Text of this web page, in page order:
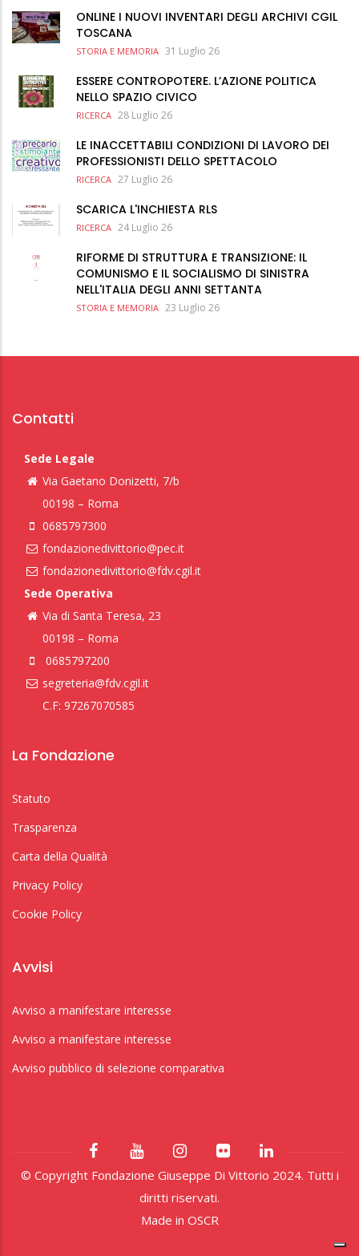
ONLINE I NUOVI INVENTARI DEGLI ARCHIVI CGIL
TOSCANA
STORIA E MEMORIA 31 Luglio 26
ESSERE CONTROPOTERE. L’AZIONE POLITICA
NELLO SPAZIO CIVICO
RICERCA 28 Luglio 26
LE INACCETTABILI CONDIZIONI DI LAVORO DEI
PROFESSIONISTI DELLO SPETTACOLO
RICERCA 27 Luglio 26
SCARICA L'INCHIESTA RLS
RICERCA 24 Luglio 26
RIFORME DI STRUTTURA E TRANSIZIONE: IL
COMUNISMO E IL SOCIALISMO DI SINISTRA
NELL'ITALIA DEGLI ANNI SETTANTA
STORIA E MEMORIA 23 Luglio 26
Contatti
Sede Legale
Via Gaetano Donizetti, 7/b
00198 – Roma
0685797300
fondazionedivittorio@pec.it
fondazionedivittorio@fdv.cgil.it
Sede Operativa
Via di Santa Teresa, 23
00198 – Roma
0685797200
segreteria@fdv.cgil.it
C.F: 97267070585
La Fondazione
Statuto
Trasparenza
Carta della Qualità
Privacy Policy
Cookie Policy
Avvisi
Avviso a manifestare interesse
Avviso a manifestare interesse
Avviso pubblico di selezione comparativa
© Copyright Fondazione Giuseppe Di Vittorio 2024. Tutti i
diritti riservati.
Made in OSCR